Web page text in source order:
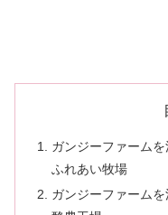
ガンジーファーム
ふれあい牧場
ガンジーファーム